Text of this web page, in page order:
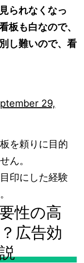
られなくなっ
板も白なので、
し難いので、看
29,
を頼りに目的
ん。
印にした経験
性の高
広告効